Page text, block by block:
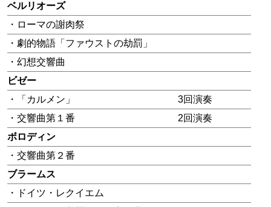
ベルリオーズ
・ローマの謝肉祭
・劇的物語「ファウストの劫罰」
・幻想交響曲
ビゼー
・「カルメン」
3回演奏
・交響曲第１番
2回演奏
ボロディン
・交響曲第２番
ブラームス
・ドイツ・レクイエム